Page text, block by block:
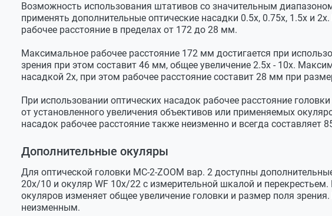
Возможность использования штативов со значительным
применять дополнительные оптические насадки 0.5х, 0.75х, 1.5х и
рабочее расстояние в пределах от 172 до 28 мм.
Максимальное рабочее расстояние 172 мм достигается при
зрения при этом составит 46 мм, общее увеличение 2.5х - 10х.
насадкой 2х, при этом рабочее расстояние составит 28 мм при
При использовании оптических насадок рабочее расстояние
от установленного увеличения объективов или применяемых
насадок рабочее расстояние также неизменно и всегда составляет
Дополнительные окуляры
Для оптической головки МС-2-ZOOM вар. 2 доступны
20х/10 и окуляр WF 10х/22 с измерительной шкалой и
окуляров изменяет общее увеличение головки и размер поля зрения.
неизменным.
Тип тринокулярная
Увеличение насадки 1х
Вращение поворотная на 360°
Угол наклона окулярных тубусов 45⁰
Диоптрийная настройка на обоих тубусах ±5 дптр
Посадочный диаметр под кронштейн Ø76 мм
Установка камеры
Деление светового потока
оптический переключатель
Окуляры
В комплекте